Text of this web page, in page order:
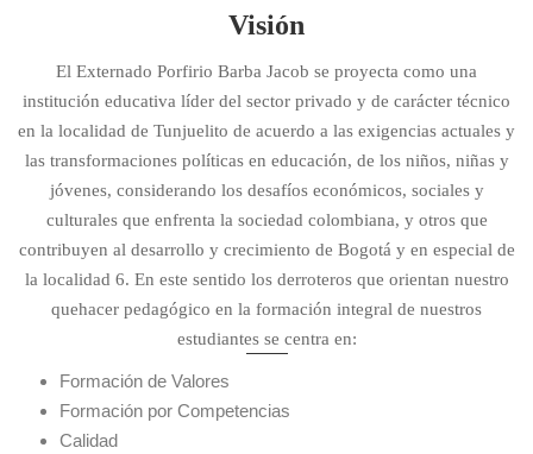
Visión
El Externado Porfirio Barba Jacob se proyecta como una
institución educativa líder del sector privado y de carácter técnico
en la localidad de Tunjuelito de acuerdo a las exigencias actuales y
las transformaciones políticas en educación, de los niños, niñas y
jóvenes, considerando los desafíos económicos, sociales y
culturales que enfrenta la sociedad colombiana, y otros que
contribuyen al desarrollo y crecimiento de Bogotá y en especial de
la localidad 6. En este sentido los derroteros que orientan nuestro
quehacer pedagógico en la formación integral de nuestros
estudiantes se centra en:
Formación de Valores
Formación por Competencias
Calidad